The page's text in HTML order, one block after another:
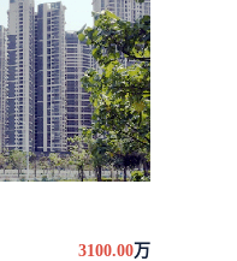
3100.00万